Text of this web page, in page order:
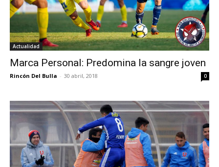
Actualidad
Marca Personal: Predomina la sangre joven
Rincón Del Bulla - 30 abril, 2018 0